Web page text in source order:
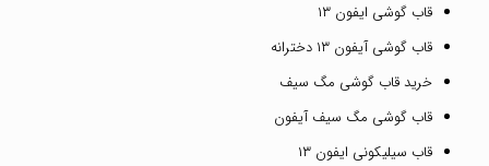
قاب گوشی ایفون ۱۳
قاب گوشی آیفون ۱۳ دخترانه
خرید قاب گوشی مگ سیف
قاب گوشی مگ سیف آیفون
قاب سیلیکونی ایفون ۱۳